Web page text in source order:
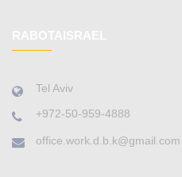
Tel Aviv
+972-50-959-4888
office.work.d.b.k@gmail.com